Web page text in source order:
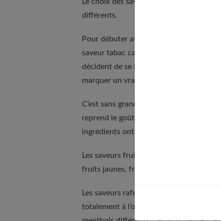
différents.
Pour débuter avec la cigarette
saveur tabac car cela permet de
décident de se laisser tenter par des e-
marquer un vrai détachement d’avec la
C’est sans grande surprise que la
reprend le goût du tabac. Il est possible
ingrédients ont été ajoutés (des fruits,
Les saveurs fruitées sont également
fruits jaunes, fruits exotiques… Tous les
Les saveurs rafraîchissantes sont
totalement à l’opposé de la mauvaise